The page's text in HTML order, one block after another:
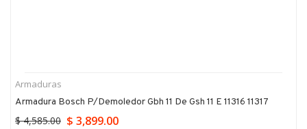
Armaduras
Armadura Bosch P/demoledor Gbh 11 De Gsh 11 E 11316 11317
$ 4,585.00 $ 3,899.00